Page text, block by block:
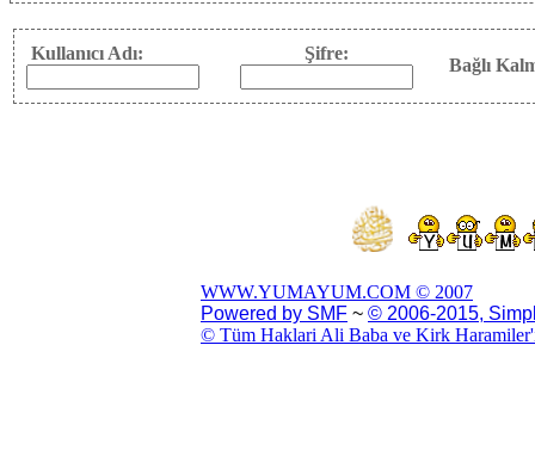
Kullanıcı Adı: Şifre:
Bağlı
WWW.YUMAYUM.COM © 2007
Powered by SMF ~ © 2006-2015,
© Tüm Haklari Ali Baba ve Kirk